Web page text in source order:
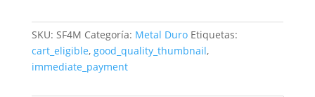
Sf-
4m
Ø
11
SKU: SF4M Categoría: Metal Duro Etiquetas:
cart_eligible, good_quality_thumbnail,
immediate_payment